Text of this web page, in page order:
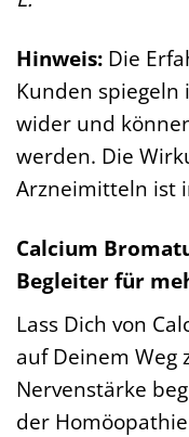
Hinweis: Die
Kunden
wider und
werden. Die
Arzneimitteln ist
Calcium
Begleiter für
Lass Dich von
auf Deinem Weg
Nervenstärke
der